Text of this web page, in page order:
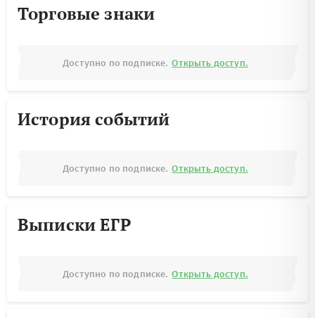
Торговые знаки
Доступно по подписке. Открыть доступ.
История событий
Доступно по подписке. Открыть доступ.
Выписки ЕГР
Доступно по подписке. Открыть доступ.